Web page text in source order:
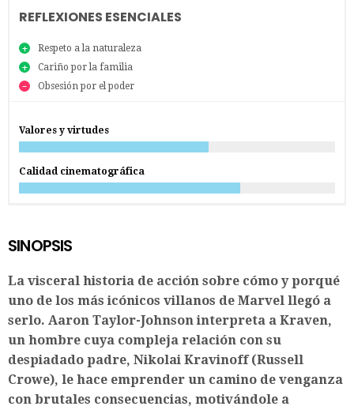
REFLEXIONES ESENCIALES
Respeto a la naturaleza
Cariño por la familia
Obsesión por el poder
Valores y virtudes
Calidad cinematográfica
SINOPSIS
La visceral historia de acción sobre cómo y porqué
uno de los más icónicos villanos de Marvel llegó a
serlo. Aaron Taylor-Johnson interpreta a Kraven,
un hombre cuya compleja relación con su
despiadado padre, Nikolai Kravinoff (Russell
Crowe), le hace emprender un camino de venganza
con brutales consecuencias, motivándole a